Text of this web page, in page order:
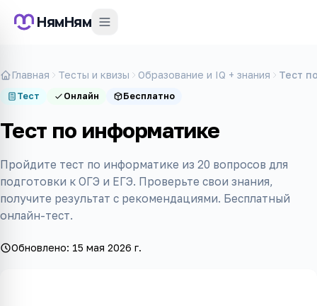
НямНям
Главная Тесты и квизы Образование и IQ + знания Тест
Тест Онлайн Бесплатно
Тест по информатике
Пройдите тест по информатике из 20 вопросов для
подготовки к ОГЭ и ЕГЭ. Проверьте свои знания,
получите результат с рекомендациями. Бесплатный
онлайн-тест.
Обновлено: 15 мая 2026 г.